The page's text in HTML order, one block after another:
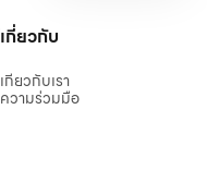
เกี่ยวกับ
เกี่ยวกับเรา
ความร่วมมือ